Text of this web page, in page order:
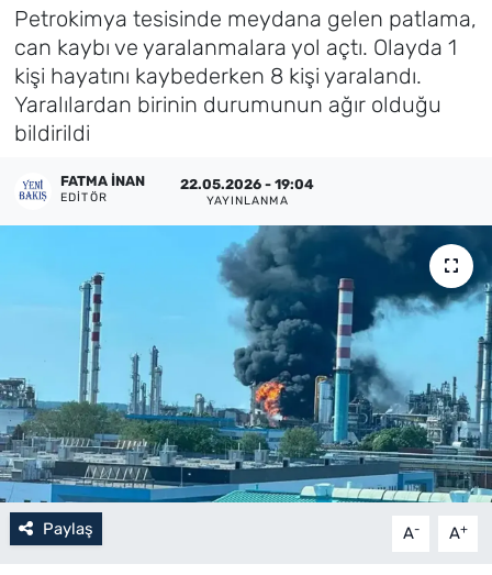
Petrokimya tesisinde meydana gelen patlama,
can kaybı ve yaralanmalara yol açtı. Olayda 1
kişi hayatını kaybederken 8 kişi yaralandı.
Yaralılardan birinin durumunun ağır olduğu
bildirildi
FATMA İNAN
EDITÖR
22.05.2026 - 19:04
YAYINLANMA
Paylaş A- A+
Foto Galeri
Künye
İletişim